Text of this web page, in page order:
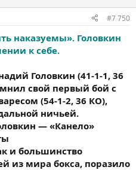
#7 750
наказуемы». Головкин
к себе.
Головкин (41-1-1, 36
свой первый бой с
(54-1-2, 36 КО),
ничьей.
— «Канело»
и большинство
из мира бокса, поразило